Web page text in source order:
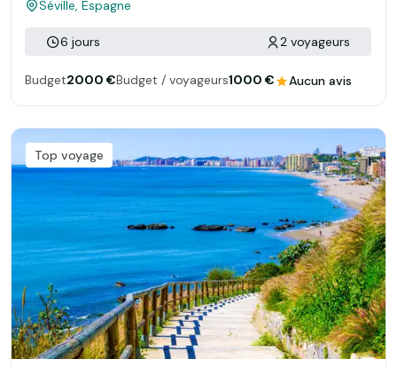
Séville, Espagne
6 jours 2 voyageurs
Budget2000 €Budget / voyageurs1000 € Aucun avis
Top voyage